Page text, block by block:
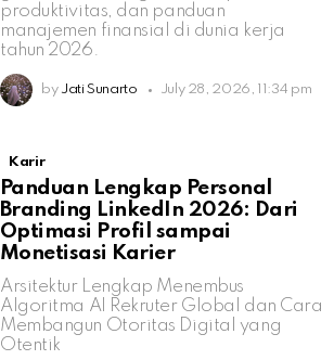
produktivitas, dan panduan
manajemen finansial di dunia kerja
tahun 2026.
by Jati Sunarto July 28, 2026, 11:34 pm
Karir
Panduan Lengkap Personal
Branding LinkedIn 2026: Dari
Optimasi Profil sampai
Monetisasi Karier
Arsitektur Lengkap Menembus
Algoritma AI Rekruter Global dan Cara
Membangun Otoritas Digital yang
Otentik